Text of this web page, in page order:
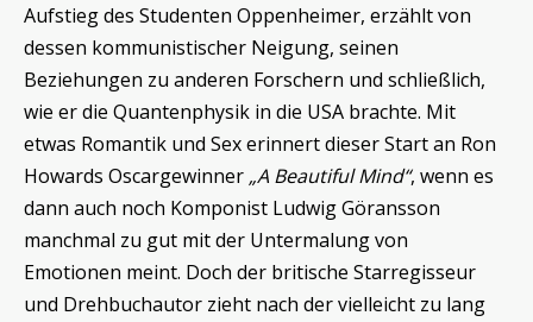
Aufstieg des Studenten Oppenheimer, erzählt von
dessen kommunistischer Neigung, seinen
Beziehungen zu anderen Forschern und schließlich,
wie er die Quantenphysik in die USA brachte. Mit
etwas Romantik und Sex erinnert dieser Start an Ron
Howards Oscargewinner „A Beautiful Mind“, wenn es
dann auch noch Komponist Ludwig Göransson
manchmal zu gut mit der Untermalung von
Emotionen meint. Doch der britische Starregisseur
und Drehbuchautor zieht nach der vielleicht zu lang